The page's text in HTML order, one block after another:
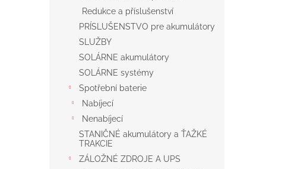
Redukce a příslušenství
PRÍSLUŠENSTVO pre akumulátory
SLUŽBY
SOLÁRNE akumulátory
SOLÁRNE systémy
Spotřební baterie
Nabíjecí
Nenabíjecí
STANIČNÉ akumulátory a ŤAŽKÉ
TRAKCIE
ZÁLOŽNÉ ZDROJE A UPS